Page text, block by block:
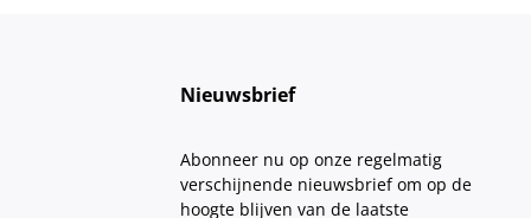
Nieuwsbrief
Abonneer nu op onze regelmatig
verschijnende nieuwsbrief om op de
hoogte blijven van de laatste